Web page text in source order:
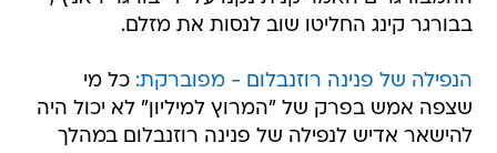
בבורגר קינג החליטו שוב לנסות את מזלם.
הנפילה של פנינה רוזנבלום - מפוברקת: כל מי
שצפה אמש בפרק של "המרוץ למיליון" לא יכול היה
להישאר אדיש לנפילה של פנינה רוזנבלום במהלך